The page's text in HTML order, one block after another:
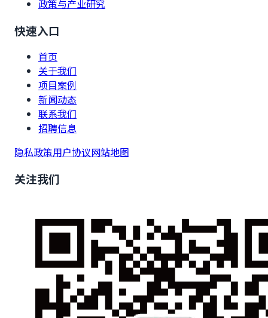
政策与产业研究
快速入口
首页
关于我们
项目案例
新闻动态
联系我们
招聘信息
隐私政策用户协议网站地图
关注我们